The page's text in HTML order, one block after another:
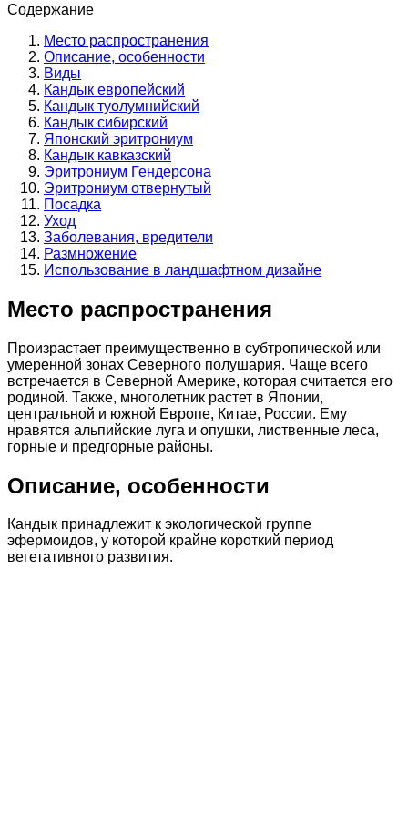
Содержание
Место распространения
Описание, особенности
Виды
Кандык европейский
Кандык туолумнийский
Кандык сибирский
Японский эритрониум
Кандык кавказский
Эритрониум Гендерсона
Эритрониум отвернутый
Посадка
Уход
Заболевания, вредители
Размножение
Использование в ландшафтном дизайне
Место распространения
Произрастает преимущественно в субтропической или
умеренной зонах Северного полушария. Чаще всего
встречается в Северной Америке, которая считается его
родиной. Также, многолетник растет в Японии,
центральной и южной Европе, Китае, России. Ему
нравятся альпийские луга и опушки, лиственные леса,
горные и предгорные районы.
Описание, особенности
Кандык принадлежит к экологической группе
эфермоидов, у которой крайне короткий период
вегетативного развития.